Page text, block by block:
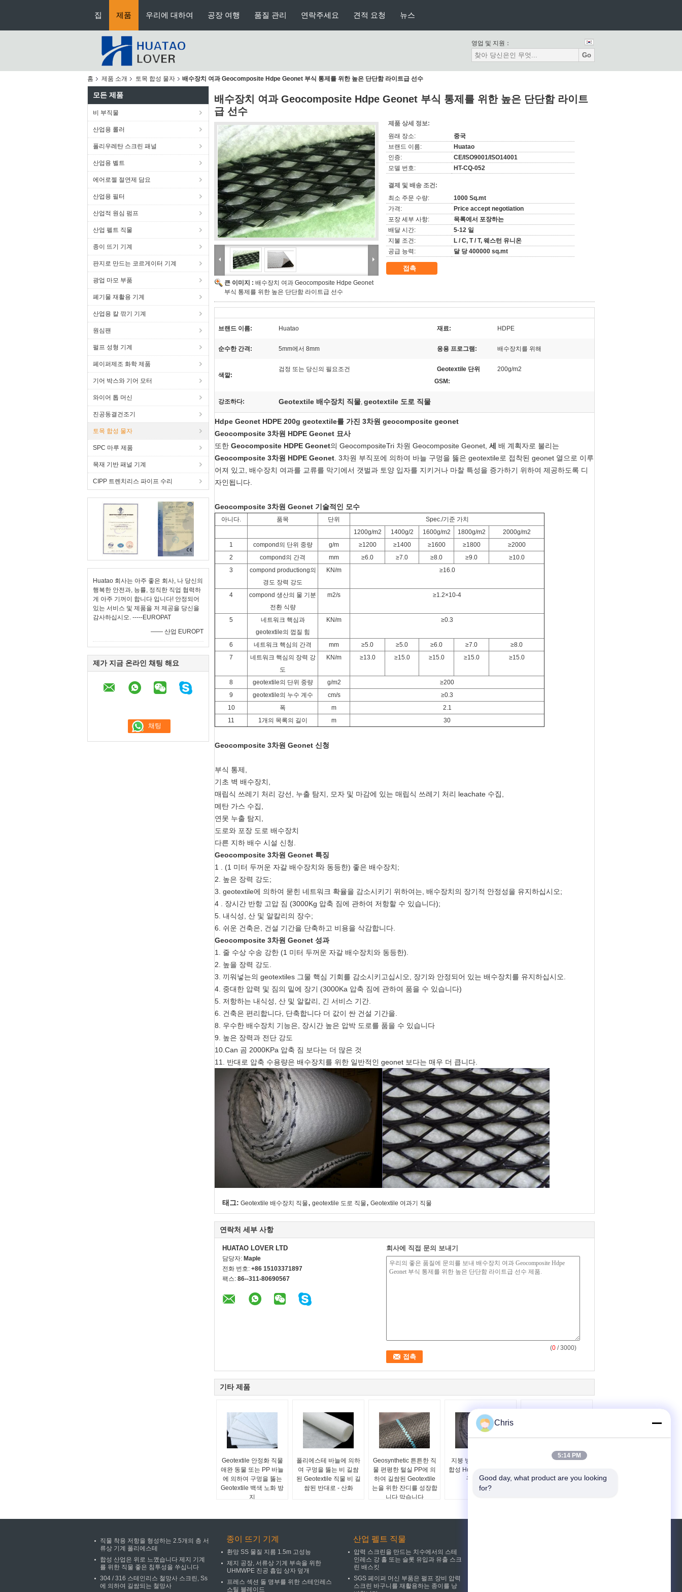
집 제품 우리에 대하여 공장 여행 품질 관리 연락주세요 견적 요청 뉴스
영업 및 지원：
Go
홈 제품 소개 토목 합성 물자 배수장치 여과 Geocomposite Hdpe Geonet 부식 통제를 위한 높은 단단함 라이트급 선수
모든 제품
비 부직물
산업용 롤러
폴리우레탄 스크린 패널
산업용 벨트
에어로젤 절연제 담요
산업용 필터
산업적 원심 펌프
산업 펠트 직물
종이 뜨기 기계
판지로 만드는 코르게이터 기계
광업 마모 부품
폐기물 재활용 기계
산업용 칼 깎기 기계
원심팬
펄프 성형 기계
페이퍼제조 화학 제품
기어 박스와 기어 모터
와이어 톱 머신
진공동결건조기
토목 합성 물자
SPC 마루 제품
목재 기반 패널 기계
CIPP 트렌치리스 파이프 수리
Huatao 회사는 아주 좋은 회사, 나 당신의
행복한 안전과, 능률, 정직한 직업 협력하
게 아주 기꺼이 합니다 입니다! 안정되어
있는 서비스 및 제품을 저 제공을 당신을
감사하십시오. -----EUROPAT
—— 산업 EUROPT
제가 지금 온라인 채팅 해요
배수장치 여과 Geocomposite Hdpe Geonet 부식 통제를 위한 높은 단단함 라이트
급 선수
큰 이미지 : 배수장치 여과 Geocomposite Hdpe Geonet
부식 통제를 위한 높은 단단함 라이트급 선수
제품 상세 정보:
원래 장소:
중국
브랜드 이름:
Huatao
인증:
CE/ISO9001/ISO14001
모델 번호:
HT-CQ-052
결제 및 배송 조건:
최소 주문 수량:
1000 Sq.mt
가격:
Price accept negotiation
포장 세부 사항:
목록에서 포장하는
배달 시간:
5-12 일
지불 조건:
L / C, T / T, 웨스턴 유니온
공급 능력:
달 당 400000 sq.mt
접촉
브랜드 이름: Huatao 재료: HDPE
순수한 간격: 5mm에서 8mm 응용 프로그램: 배수장치를 위해
색깔:
검정 또는 당신의 필요조건
Geotextile 단위
GSM:
200g/m2
강조하다: Geotextile 배수장치 직물, geotextile 도로 직물
Hdpe Geonet HDPE 200g geotextile를 가진 3차원 geocomposite geonet
Geocomposite 3차원 HDPE Geonet 묘사
또한 Geocomposite HDPE Geonet의 GeocompositeTri 차원 Geocomposite Geonet, 세 배 계획자로 불리는
Geocomposite 3차원 HDPE Geonet . 3차원 부직포에 의하여 바늘 구멍을 뚫은 geotextile로 접착된 geonet 열으로 이루
어져 있고, 배수장치 여과를 교류를 막기에서 갯벌과 토양 입자를 지키거나 마찰 특성을 증가하기 위하여 제공하도록 디
자인됩니다.
Geocomposite 3차원 Geonet 기술적인 모수
아니다. 품목 단위
Spec./기준 가치
1200g/m2
1400g/2 1600g/m2 1800g/m2
2000g/m2
1
compond의 단위 중량 g/m ≥1200 ≥1400 ≥1600 ≥1800
≥2000
2
compond의 간격 mm ≥6.0 ≥7.0 ≥8.0 ≥9.0
≥10.0
3
compond productiong의
경도 장력 강도
KN/m ≥16.0
4
compond 생산의 물 기분
전환 식량
m2/s ≥1.2×10-4
5
네트워크 핵심과
geotextile의 껍질 힘
KN/m ≥0.3
6 네트워크 핵심의 간격 mm ≥5.0 ≥5.0 ≥6.0 ≥7.0
≥8.0
7
네트워크 핵심의 장력 강
도
KN/m ≥13.0 ≥15.0 ≥15.0 ≥15.0 ≥15.0
8 geotextile의 단위 중량 g/m2
≥200
9
geotextile의 누수 계수 cm/s
≥0.3
10
폭 m
2.1
11
1개의 목록의 길이 m 30
Geocomposite 3차원 Geonet 신청
부식 통제,
기초 벽 배수장치,
매립식 쓰레기 처리 강선, 누출 탐지, 모자 및 마감에 있는 매립식 쓰레기 처리 leachate 수집,
메탄 가스 수집,
연못 누출 탐지,
도로와 포장 도로 배수장치
다른 지하 배수 시설 신청.
Geocomposite 3차원 Geonet 특징
1 . (1 미터 두꺼운 자갈 배수장치와 동등한) 좋은 배수장치;
2. 높은 장력 강도;
3. geotextile에 의하여 묻힌 네트워크 확율을 감소시키기 위하여는, 배수장치의 장기적 안정성을 유지하십시오;
4 . 장시간 반항 고압 짐 (3000Kg 압축 짐에 관하여 저항할 수 있습니다);
5. 내식성, 산 및 알칼리의 장수;
6. 쉬운 건축은, 건설 기간을 단축하고 비용을 삭감합니다.
Geocomposite 3차원 Geonet 성과
1. 줄 수상 수송 강한 (1 미터 두꺼운 자갈 배수장치와 동등한).
2. 높을 장력 강도.
3. 끼워넣는의 geotextiles 그물 핵심 기회를 감소시키고십시오, 장기와 안정되어 있는 배수장치를 유지하십시오.
4. 중대한 압력 및 짐의 밑에 장기 (3000Ka 압축 짐에 관하여 품을 수 있습니다)
5. 저항하는 내식성, 산 및 알칼리, 긴 서비스 기간.
6. 건축은 편리합니다, 단축합니다 더 값이 싼 건설 기간을.
8. 우수한 배수장치 기능은, 장시간 높은 압박 도로를 품을 수 있습니다
9. 높은 장력과 전단 강도
10.Can 곰 2000KPa 압축 짐 보다는 더 많은 것
11. 반대로 압축 수용량은 배수장치를 위한 일반적인 geonet 보다는 매우 더 큽니다.
태그: Geotextile 배수장치 직물, geotextile 도로 직물, Geotextile 여과기 직물
연락처 세부 사항
HUATAO LOVER LTD
담당자: Maple
전화 번호: +86 15103371897
팩스: 86--311-80690567
회사에 직접 문의 보내기
(0 / 3000)
기타 제품
Geotextile 안정화 직물
애완 동물 또는 PP 바늘
에 의하여 구멍을 뚫는
Geotextile 백색 노화 방
지
폴리에스테 바늘에 의하
여 구멍을 뚫는 비 길쌈
된 Geotextile 직물 비 길
쌈된 반대로 - 산화
Geosynthetic 튼튼한 직
물 편평한 털실 PP에 의
하여 길쌈된 Geotextile
는을 위한 잔디를 성장합
니다 막습니다
지붕 방수 처리를 위한
합성 Hdpe Geonet 그물
구조 4m 폭
PP 지속적인 필라멘트
길쌈된 알칼리 저항
직물 착용 저항을 형성하는 2.5개의 층 서
류상 기계 폴리에스테
합성 산업은 위로 느꼈습니다 제지 기계
를 위한 직물 좋은 침투성을 쑤십니다
304 / 316 스테인리스 철망사 스크린, Ss
에 의하여 길쌈되는 철망사
종이 뜨기 기계
환망 SS 물질 지름 1.5m 고성능
제지 공장, 서류상 기계 부속을 위한
UHMWPE 진공 흡입 상자 덮개
프레스 섹션 돌 명부를 위한 스테인레스
스틸 블레이드
산업 펠트 직물
압력 스크린을 만드는 치수에서의 스테
인레스 강 홀 또는 슬롯 유입과 유출 스크
린 배스킷
SGS 페이퍼 머신 부품은 펄프 장비 압력
스크린 바구니를 재활용하는 종이를 낭
Chris
5:14 PM
Good day, what product are you looking
for?